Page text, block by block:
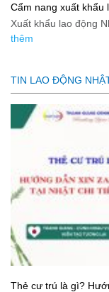
Cẩm nang xuất khẩu
Xuất khẩu lao động
thêm
TIN LAO ĐỘNG
Thẻ cư trú là gì?